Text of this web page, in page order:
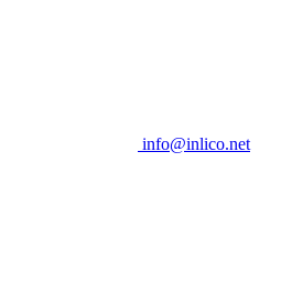
info@inlico.net